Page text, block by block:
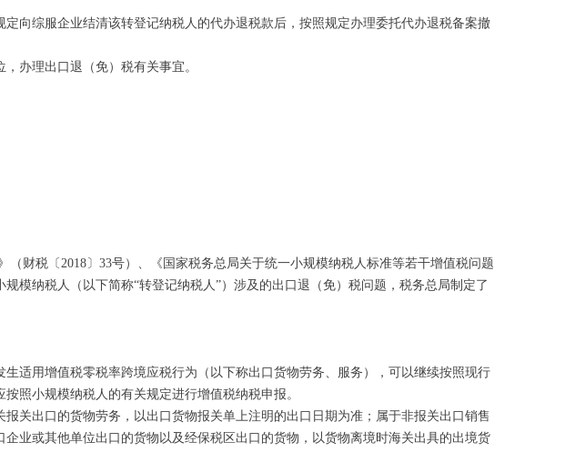
综服企业结清该转登记纳税人的代办退税款后，按照规定办理委托代办退税备案撤
办理出口退（免）税有关事宜。
税〔2018〕33号）、《国家税务总局关于统一小规模纳税人标准等若干增值税问题
模纳税人（以下简称“转登记纳税人”）涉及的出口退（免）税问题，税务总局制定了
用增值税零税率跨境应税行为（以下称出口货物劳务、服务），可以继续按照现行
照小规模纳税人的有关规定进行增值税纳税申报。
出口的货物劳务，以出口货物报关单上注明的出口日期为准；属于非报关出口销售
业或其他单位出口的货物以及经保税区出口的货物，以货物离境时海关出具的出境货